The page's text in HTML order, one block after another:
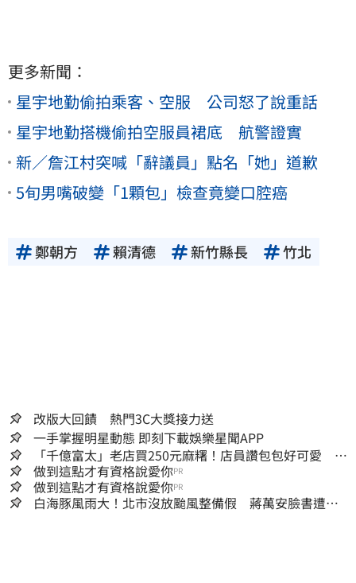
更多新聞：
星宇地勤偷拍乘客、空服 公司怒了說重話
星宇地勤搭機偷拍空服員裙底 航警證實
新／詹江村突喊「辭議員」點名「她」道歉
5旬男嘴破變「1顆包」檢查竟變口腔癌
鄭朝方 賴清德 新竹縣長 竹北
改版大回饋 熱門3C大獎接力送
一手掌握明星動態 即刻下載娛樂星聞APP
「千億富太」老店買250元麻糬！店員讚包包好可愛 笑
回：我自己做的
做到這點才有資格說愛你PR
做到這點才有資格說愛你PR
白海豚風雨大！北市沒放颱風整備假 蔣萬安臉書遭網